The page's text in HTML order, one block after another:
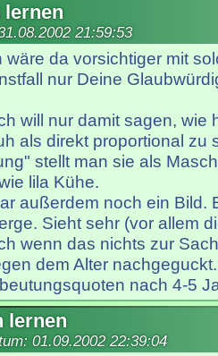
lernen
21:59:53
wäre da vorsichtiger mit
nur Deine
will nur damit sagen, wie
als direkt proportional zu
stellt man sie als
lila Kühe.
außerdem noch ein Bild.
Sieht sehr (vor allem
wenn das nichts zur
dem Alter
nach 4-5
lernen
01.09.2002 22:39:04